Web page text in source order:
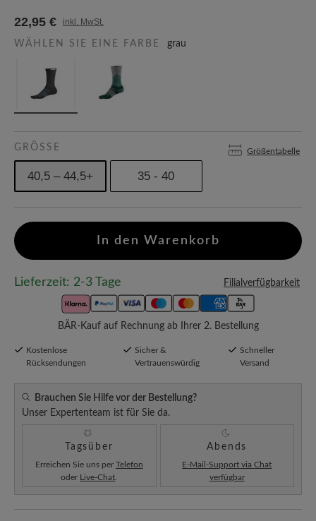
22,95 € inkl. MwSt.
WÄHLEN SIE EINE FARBE grau
GRÖSSE Größentabelle
40,5 – 44,5+ 35 - 40
In den Warenkorb
Lieferzeit: 2-3 Tage Filialverfügbarkeit
BÄR-Kauf auf Rechnung ab Ihrer 2. Bestellung
Kostenlose
Rücksendungen
Sicher &
Vertrauenswürdig
Schneller
Versand
Brauchen Sie Hilfe vor der Bestellung?
Unser Expertenteam ist für Sie da.
Tagsüber
Erreichen Sie uns per Telefon
oder Live-Chat
Abends
E-Mail-Support via Chat
verfügbar